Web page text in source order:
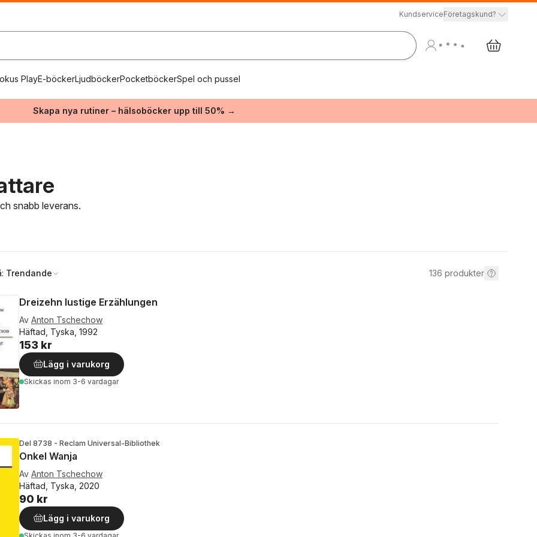
KundserviceFöretagskund?
PlayE-böckerLjudböckerPocketböckerSpel och pussel
Skapa nya rutiner – hälsoböcker upp till 50% →
snabb leverans.
Trendande 136 produkter
Dreizehn lustige Erzählungen
Av Anton Tschechow
Häftad, Tyska, 1992
153 kr
Lägg i varukorg
Skickas inom 3-6 vardagar
Del 8738 - Reclam Universal-Bibliothek
Onkel Wanja
Av Anton Tschechow
Häftad, Tyska, 2020
90 kr
Lägg i varukorg